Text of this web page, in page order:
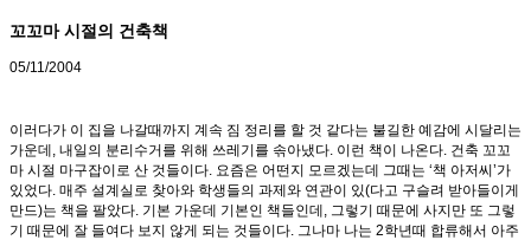
꼬꼬마 시절의 건축책
05/11/2004
이러다가 이 집을 나갈때까지 계속 짐 정리를 할 것 같다는 불길한 예감에 시달리는
가운데, 내일의 분리수거를 위해 쓰레기를 솎아냈다. 이런 책이 나온다. 건축 꼬꼬
마 시절 마구잡이로 산 것들이다. 요즘은 어떤지 모르겠는데 그때는 ‘책 아저씨’가
있었다. 매주 설계실로 찾아와 학생들의 과제와 연관이 있(다고 구슬려 받아들이게
만드)는 책을 팔았다. 기본 가운데 기본인 책들인데, 그렇기 때문에 사지만 또 그렇
기 때문에 잘 들여다 보지 않게 되는 것들이다. 그나마 나는 2학년때 합류해서 아주